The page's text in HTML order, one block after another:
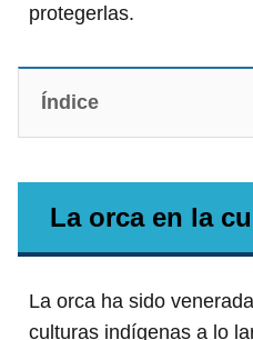
protegerlas.
Índice
La orca en la
La orca ha sido
culturas indígenas a lo